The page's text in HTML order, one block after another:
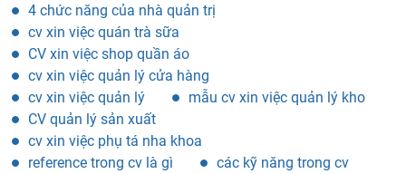
4 chức năng của nhà quản trị
cv xin việc quán trà sữa
CV xin việc shop quần áo
cv xin việc quản lý cửa hàng
cv xin việc quản lý
mẫu cv xin việc quản lý kho
CV quản lý sản xuất
cv xin việc phụ tá nha khoa
reference trong cv là gì
các kỹ năng trong cv